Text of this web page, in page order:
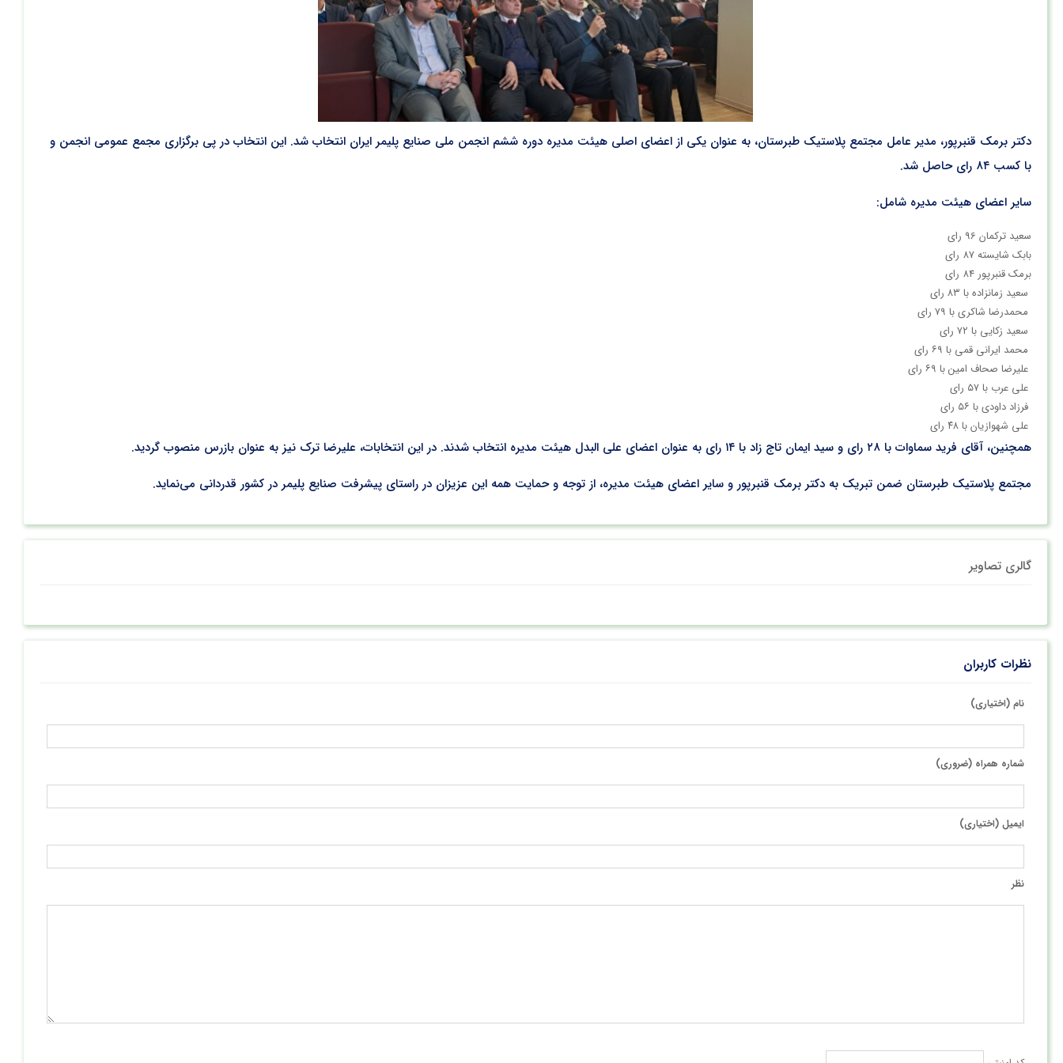
دکتر برمک قنبرپور، مدیر عامل مجتمع پلاستیک طبرستان، به عنوان یکی از اعضای اصلی هیئت مدیره دوره ششم انجمن ملی صنایع پلیمر ایران انتخاب شد. این انتخاب در پی برگزاری مجمع عمومی انجمن و
با کسب ۸۴ رای حاصل شد.
سایر اعضای هیئت مدیره شامل:
سعید ترکمان 96 رای
بابک شایسته 87 رای
برمک قنبرپور 84 رای
سعید زمانزاده با ۸۳ رای
محمدرضا شاکری با ۷۹ رای
سعید زکایی با ۷۲ رای
محمد ایرانی قمی با ۶۹ رای
علیرضا صحاف امین با ۶۹ رای
علی عرب با ۵۷ رای
فرزاد داودی با ۵۶ رای
علی شهوازیان با ۴۸ رای
همچنین، آقای فرید سماوات با ۲۸ رای و سید ایمان تاج زاد با ۱۴ رای به عنوان اعضای علی البدل هیئت مدیره انتخاب شدند. در این انتخابات، علیرضا ترک نیز به عنوان بازرس منصوب گردید.
مجتمع پلاستیک طبرستان ضمن تبریک به دکتر برمک قنبرپور و سایر اعضای هیئت مدیره، از توجه و حمایت همه این عزیزان در راستای پیشرفت صنایع پلیمر در کشور قدردانی می‌نماید.
گالری تصاویر
نظرات کاربران
نام (اختیاری)
شماره همراه (ضروری)
ایمیل (اختیاری)
نظر